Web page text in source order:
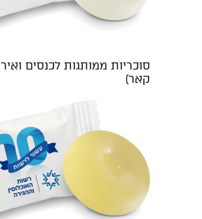
סוכריות ממותגות לכנסים
קאר)